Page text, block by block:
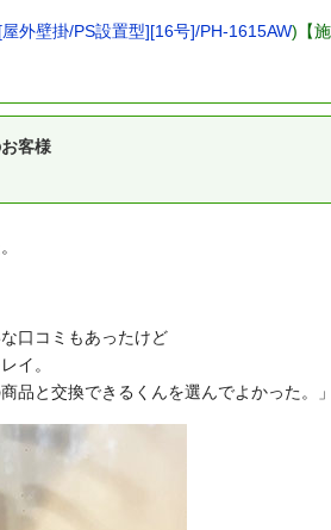
外壁掛/PS設置型][16号]/PH-1615AW)【
客様
口コミもあったけど
イ。
品と交換できるくんを選んでよかった。」